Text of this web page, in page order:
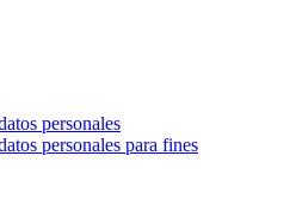
personales
personales para fines